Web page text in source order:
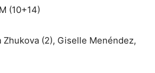
(10+14)
(2), Giselle Menéndez,